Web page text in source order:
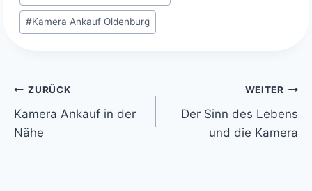
#Kamera Ankauf Oldenburg
Beitragsnavigation
ZURÜCK
Kamera Ankauf in der
Nähe
WEITER
Der Sinn des Lebens
und die Kamera